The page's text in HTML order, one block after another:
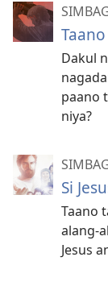
Dakul
paano
niya?
Si
Taano
alang-
Jesus